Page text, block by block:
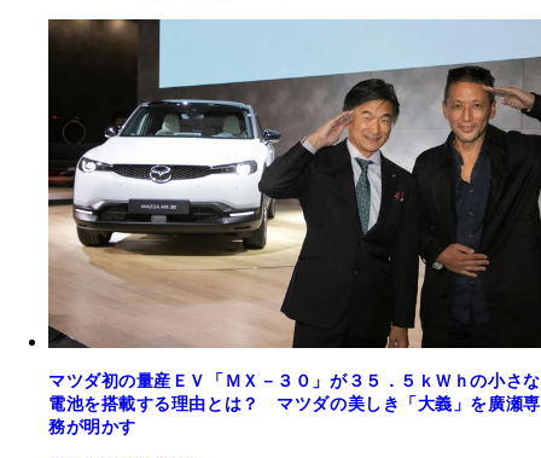
マツダ初の量産ＥＶ「ＭＸ－３０」が３５．５ｋＷｈの小さな
電池を搭載する理由とは？ マツダの美しき「大義」を廣瀬専
務が明かす